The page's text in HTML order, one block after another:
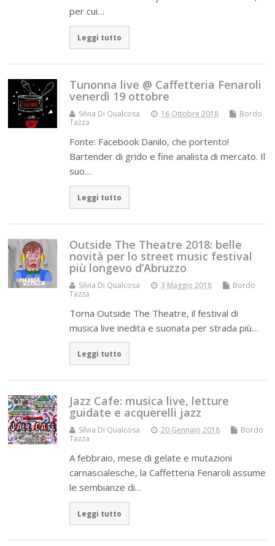
per cui…
Leggi tutto
Tunonna live @ Caffetteria Fenaroli
venerdì 19 ottobre
Silvia Di Qualcosa 16 Ottobre 2018
Bordo
Tazza
Fonte: Facebook Danilo, che portento!
Bartender di grido e fine analista di mercato. Il
suo…
Leggi tutto
Outside The Theatre 2018: belle
novità per lo street music festival
più longevo d’Abruzzo
Silvia Di Qualcosa 3 Maggio 2018
Bordo
Tazza
Torna Outside The Theatre, il festival di
musica live inedita e suonata per strada più…
Leggi tutto
Jazz Cafe: musica live, letture
guidate e acquerelli jazz
Silvia Di Qualcosa 20 Gennaio 2018
Bordo
Tazza
A febbraio, mese di gelate e mutazioni
carnascialesche, la Caffetteria Fenaroli assume
le sembianze di…
Leggi tutto